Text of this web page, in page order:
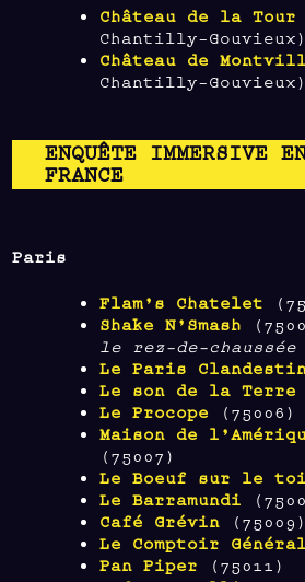
Château de la Tour
Chantilly-Gouvieux)
Château de
Chantilly-Gouvieux)
ENQUÊTE IMMERSIVE
FRANCE
Paris
Flam’s Chatelet
Shake N’Smash
le rez-de-
Le Paris
Le son de la Terre
Le Procope (75006)
Maison de
(75007)
Le Boeuf sur le
Le Barramundi
Café Grévin (75009)
Le Comptoir Général
Pan Piper (75011)